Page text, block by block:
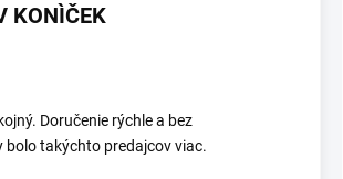
KONÌČEK
Doručenie rýchle a bez
bolo takýchto predajcov viac.